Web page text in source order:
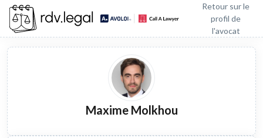
Retour sur le
profil de
l'avocat
Maxime Molkhou